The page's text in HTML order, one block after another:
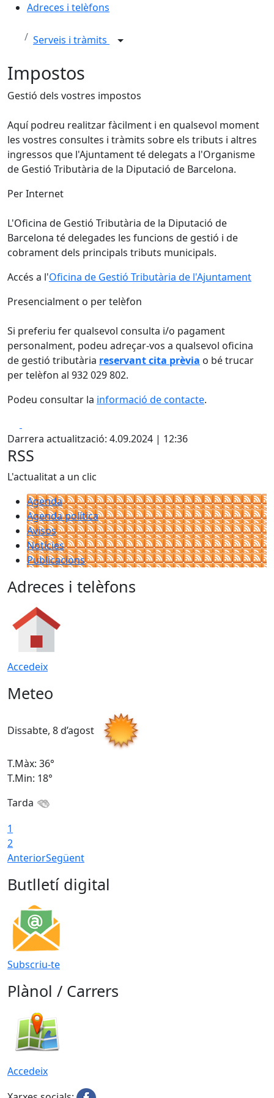
Adreces i telèfons
Serveis i tràmits
Impostos
Gestió dels vostres impostos
Aquí podreu realitzar fàcilment i en qualsevol moment
les vostres consultes i tràmits sobre els tributs i altres
ingressos que l'Ajuntament té delegats a l'Organisme
de Gestió Tributària de la Diputació de Barcelona.
Per Internet
L'Oficina de Gestió Tributària de la Diputació de
Barcelona té delegades les funcions de gestió i de
cobrament dels principals tributs municipals.
Accés a l'Oficina de Gestió Tributària de l'Ajuntament
Presencialment o per telèfon
Si preferiu fer qualsevol consulta i/o pagament
personalment, podeu adreçar-vos a qualsevol oficina
de gestió tributària reservant cita prèvia o bé trucar
per telèfon al 932 029 802.
Podeu consultar la informació de contacte.
Darrera actualització: 4.09.2024 | 12:36
RSS
L'actualitat a un clic
Agenda
Agenda política
Avisos
Notícies
Publicacions
Adreces i telèfons
Accedeix
Meteo
Dissabte, 8 d’agost
T.Màx: 36°
T.Min: 18°
Tarda
1
2
AnteriorSegüent
Butlletí digital
Subscriu-te
Plànol / Carrers
Accedeix